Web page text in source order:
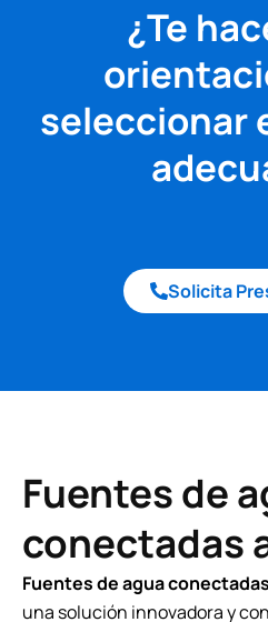
¿Te
seleccionar
Solicita
Fuentes de
conectadas
Fuentes de agua
una solución innovadora y